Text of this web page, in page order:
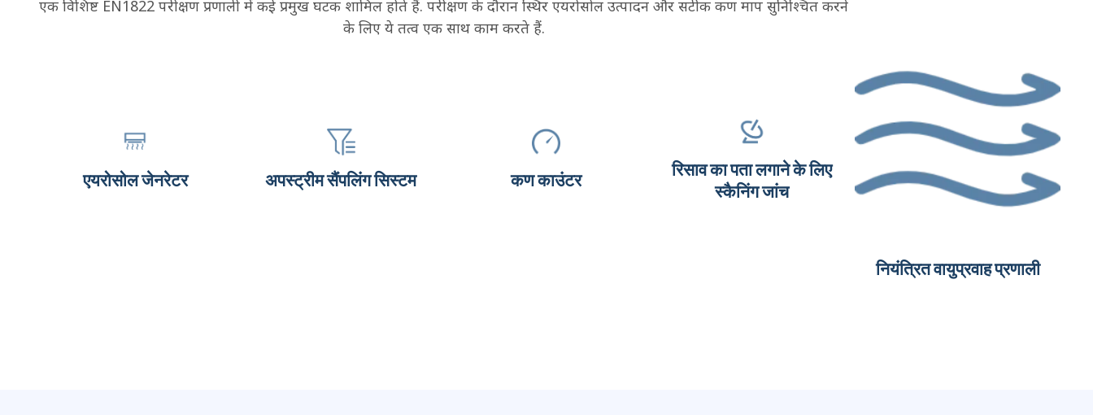
एक विशिष्ट EN1822 परीक्षण प्रणाली में कई प्रमुख घटक शामिल होते हैं. परीक्षण के दौरान स्थिर एयरोसोल उत्पादन और सटीक कण माप सुनिश्चित करने
के लिए ये तत्व एक साथ काम करते हैं.
एयरोसोल जेनरेटर अपस्ट्रीम सैंपलिंग सिस्टम कण काउंटर
रिसाव का पता लगाने के लिए
स्कैनिंग जांच
नियंत्रित वायुप्रवाह प्रणाली